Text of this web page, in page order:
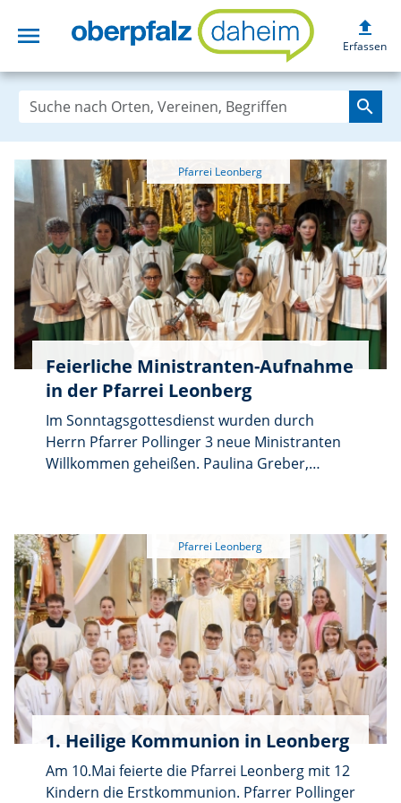
menu upload
Erfassen
search
Pfarrei Leonberg
Feierliche Ministranten-Aufnahme
in der Pfarrei Leonberg
Im Sonntagsgottesdienst wurden durch
Herrn Pfarrer Pollinger 3 neue Ministranten
Willkommen geheißen. Paulina Greber,
den Händen. „Ich will dir die Schlüssel des
Himmelreichs geben: Was du auf Erden
binden wirst, soll auch im Himmel gebunden
sein, und was du auf Erden lösen wirst, soll
auch im Himmel gelöst sein“.
Pfarrei Leonberg
1. Heilige Kommunion in Leonberg
Am 10.Mai feierte die Pfarrei Leonberg mit 12
Kindern die Erstkommunion. Pfarrer Pollinger